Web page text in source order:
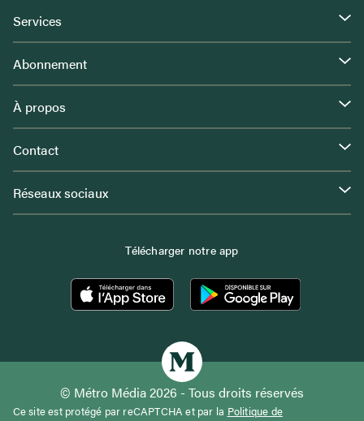
Services
Abonnement
À propos
Contact
Réseaux sociaux
Télécharger notre app
© Métro Média 2026 - Tous droits réservés
Ce site est protégé par reCAPTCHA et par la Politique de